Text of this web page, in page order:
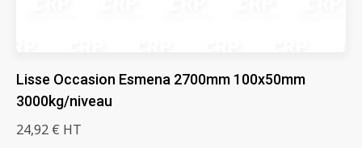
Lisse Occasion Esmena 2700mm 100x50mm
3000kg/niveau
24,92 € HT